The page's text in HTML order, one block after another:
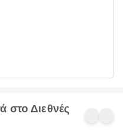
στο Διεθνές